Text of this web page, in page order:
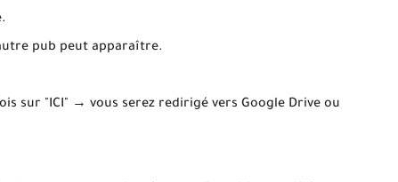
pub peut apparaître.
sur "ICI" → vous serez redirigé vers Google Drive ou